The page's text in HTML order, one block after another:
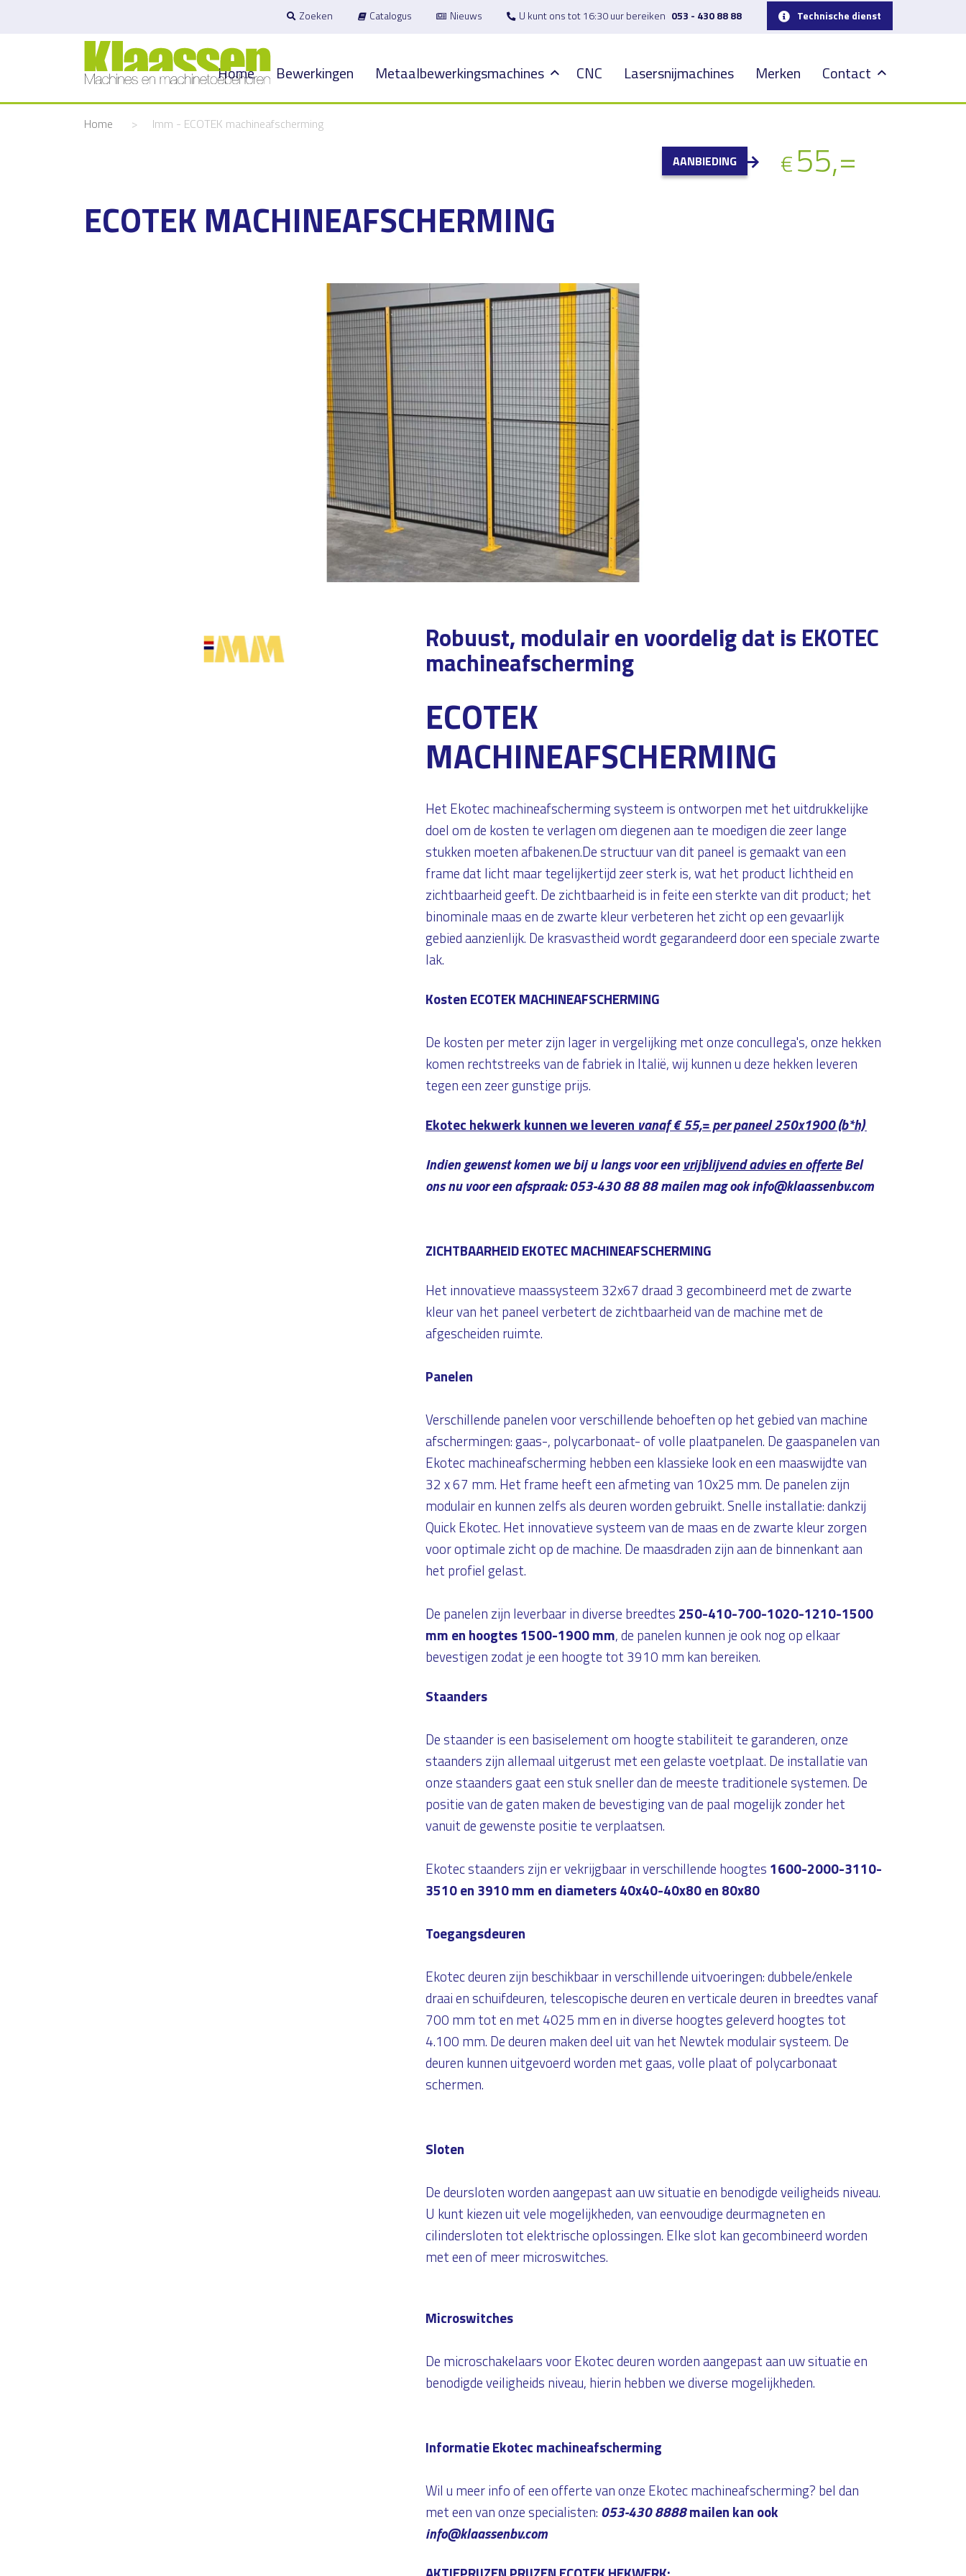
Technische dienst
Catalogus Nieuws U kunt ons tot 16:30 uur bereiken 053 - 430 88 88
Zoeken
Home Bewerkingen Metaalbewerkingsmachines CNC Lasersnijmachines Merken Contact
Home > Imm - ECOTEK machineafscherming
AANBIEDING €55,=
ECOTEK MACHINEAFSCHERMING
Robuust, modulair en voordelig dat is EKOTEC
machineafscherming
ECOTEK
MACHINEAFSCHERMING
Het Ekotec machineafscherming systeem is ontworpen met het uitdrukkelijke
doel om de kosten te verlagen om diegenen aan te moedigen die zeer lange
stukken moeten afbakenen.De structuur van dit paneel is gemaakt van een
frame dat licht maar tegelijkertijd zeer sterk is, wat het product lichtheid en
zichtbaarheid geeft. De zichtbaarheid is in feite een sterkte van dit product; het
binominale maas en de zwarte kleur verbeteren het zicht op een gevaarlijk
gebied aanzienlijk. De krasvastheid wordt gegarandeerd door een speciale zwarte
lak.
Kosten ECOTEK MACHINEAFSCHERMING
De kosten per meter zijn lager in vergelijking met onze concullega's, onze hekken
komen rechtstreeks van de fabriek in Italië, wij kunnen u deze hekken leveren
tegen een zeer gunstige prijs.
Ekotec hekwerk kunnen we leveren vanaf € 55,= per paneel 250x1900 (b*h)
Indien gewenst komen we bij u langs voor eenvrijblijvend advies en offerteBel
ons nu voor een afspraak: 053-430 88 88 mailen mag ook info@klaassenbv.com
ZICHTBAARHEID EKOTEC MACHINEAFSCHERMING
Het innovatieve maassysteem 32x67 draad 3 gecombineerd met de zwarte
kleur van het paneel verbetert de zichtbaarheid van de machine met de
afgescheiden ruimte.
Panelen
Verschillende panelen voor verschillende behoeften op het gebied van machine
afschermingen: gaas-, polycarbonaat- of volle plaatpanelen. De gaaspanelen van
Ekotec machineafscherming hebben een klassieke look en een maaswijdte van
32 x 67 mm. Het frame heeft een afmeting van 10x25 mm. De panelen zijn
modulair en kunnen zelfs als deuren worden gebruikt. Snelle installatie: dankzij
Quick Ekotec. Het innovatieve systeem van de maas en de zwarte kleur zorgen
voor optimale zicht op de machine. De maasdraden zijn aan de binnenkant aan
het profiel gelast.
De panelen zijn leverbaar in diverse breedtes 250-410-700-1020-1210-1500
mm en hoogtes 1500-1900 mm, de panelen kunnen je ook nog op elkaar
bevestigen zodat je een hoogte tot 3910 mm kan bereiken.
Staanders
De staander is een basiselement om hoogte stabiliteit te garanderen, onze
staanders zijn allemaal uitgerust met een gelaste voetplaat. De installatie van
onze staanders gaat een stuk sneller dan de meeste traditionele systemen. De
positie van de gaten maken de bevestiging van de paal mogelijk zonder het
vanuit de gewenste positie te verplaatsen.
Ekotec staanders zijn er vekrijgbaar in verschillende hoogtes 1600-2000-3110-
3510 en 3910 mm en diameters 40x40-40x80 en 80x80
Toegangsdeuren
Ekotec deuren zijn beschikbaar in verschillende uitvoeringen: dubbele/enkele
draai en schuifdeuren, telescopische deuren en verticale deuren in breedtes vanaf
700 mm tot en met 4025 mm en in diverse hoogtes geleverd hoogtes tot
4.100 mm. De deuren maken deel uit van het Newtek modulair systeem. De
deuren kunnen uitgevoerd worden met gaas, volle plaat of polycarbonaat
schermen.
Sloten
De deursloten worden aangepast aan uw situatie en benodigde veiligheids niveau.
U kunt kiezen uit vele mogelijkheden, van eenvoudige deurmagneten en
cilindersloten tot elektrische oplossingen. Elke slot kan gecombineerd worden
met een of meer microswitches.
Microswitches
De microschakelaars voor Ekotec deuren worden aangepast aan uw situatie en
benodigde veiligheids niveau, hierin hebben we diverse mogelijkheden.
Informatie Ekotec machineafscherming
Wil u meer info of een offerte van onze Ekotec machineafscherming? bel dan
met een van onze specialisten: 053-430 8888mailen kan ook
info@klaassenbv.com